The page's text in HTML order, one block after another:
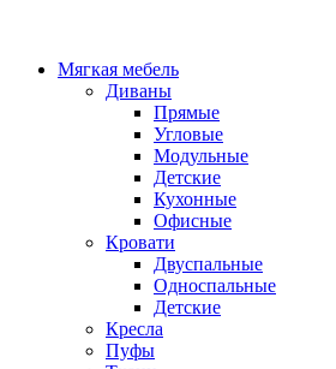
Мягкая мебель
Диваны
Прямые
Угловые
Модульные
Детские
Кухонные
Офисные
Кровати
Двуспальные
Односпальные
Детские
Кресла
Пуфы